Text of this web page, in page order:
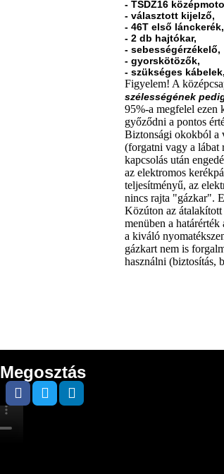
- TSDZ16
- választott kijelző,
- 46T első lánckerék,
- 2 db hajtókar,
- sebességérzékelő,
- gyorskötözők,
- szükséges
Figyelem! A
szélességének
95%-a megfelel ezen
győződni a pontos
Biztonsági okokból a
(forgatni vagy a lábat
kapcsolás után
az elektromos
teljesítményű, az
nincs rajta "gázkar".
Közúton az átalakított
menüben a
a kiváló
gázkart nem is
használni (biztosítás,
Megosztás